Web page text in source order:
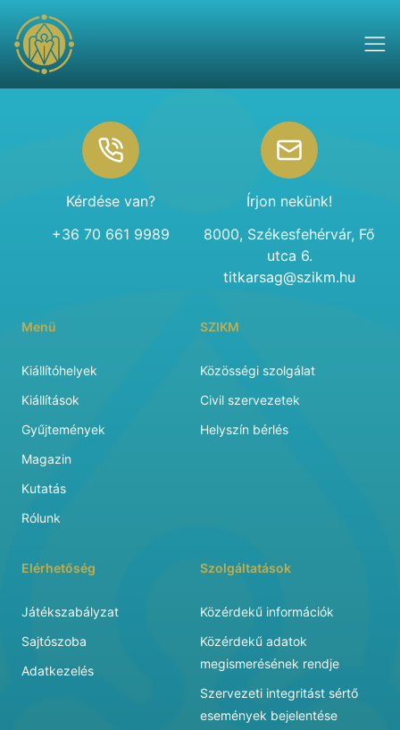
Kérdése van?
+36 70 661 9989
Írjon nekünk!
8000, Székesfehérvár, Fő
utca 6.
titkarsag@szikm.hu
Menü
Kiállítóhelyek
Kiállítások
Gyűjtemények
Magazin
Kutatás
Rólunk
SZIKM
Közösségi szolgálat
Civil szervezetek
Helyszín bérlés
Elérhetőség
Játékszabályzat
Sajtószoba
Adatkezelés
Szolgáltatások
Közérdekű információk
Közérdekű adatok
megismerésének rendje
Szervezeti integritást sértő
események bejelentése